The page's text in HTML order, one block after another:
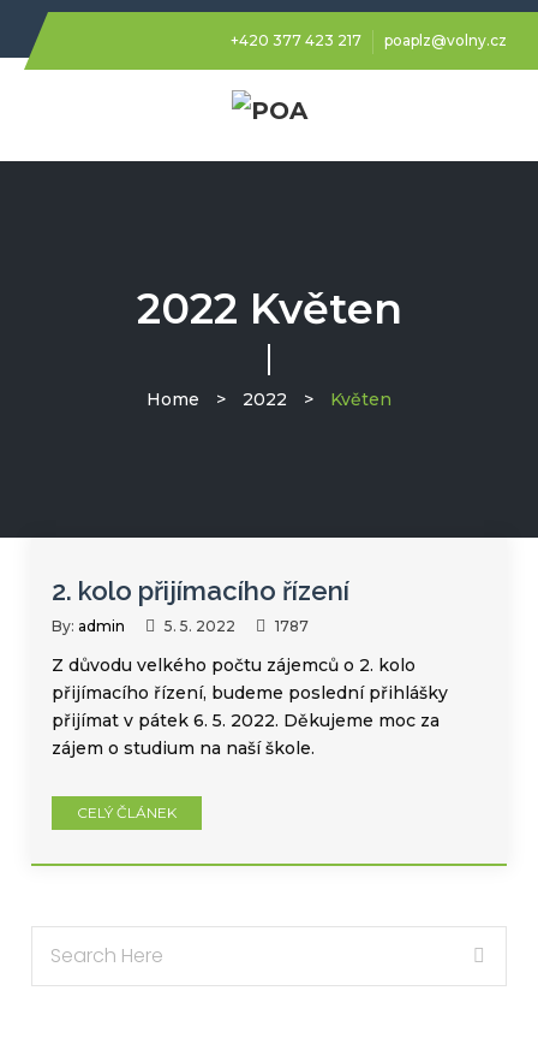
+420 377 423 217 poaplz@volny.cz
2022 Květen
Home > 2022 > Květen
2. kolo přijímacího řízení
By: admin 5. 5. 2022 1787
Z důvodu velkého počtu zájemců o 2. kolo
přijímacího řízení, budeme poslední přihlášky
přijímat v pátek 6. 5. 2022. Děkujeme moc za
zájem o studium na naší škole.
CELÝ ČLÁNEK